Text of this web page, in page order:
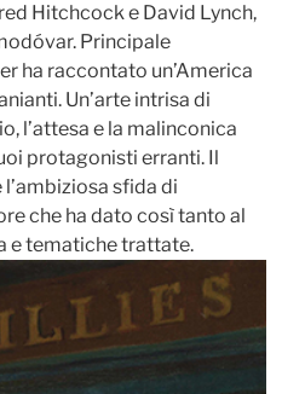
Hitchcock e David Lynch,
Principale
ha raccontato un’America
Un’arte intrisa di
l’attesa e la malinconica
protagonisti erranti. Il
sfida di
che ha dato così tanto al
e tematiche trattate.